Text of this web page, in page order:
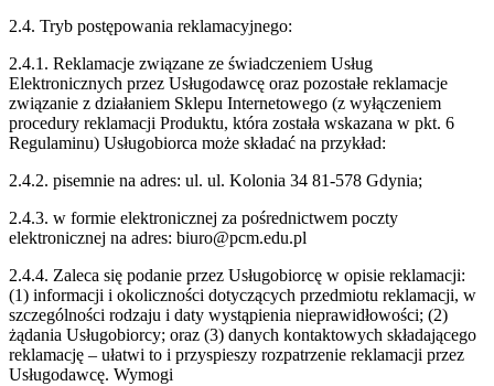
2.4. Tryb postępowania reklamacyjnego:
2.4.1. Reklamacje związane ze świadczeniem Usług
Elektronicznych przez Usługodawcę oraz pozostałe reklamacje
związanie z działaniem Sklepu Internetowego (z wyłączeniem
procedury reklamacji Produktu, która została wskazana w pkt. 6
Regulaminu) Usługobiorca może składać na przykład:
2.4.2. pisemnie na adres: ul. ul. Kolonia 34 81-578 Gdynia;
2.4.3. w formie elektronicznej za pośrednictwem poczty
elektronicznej na adres: biuro@pcm.edu.pl
2.4.4. Zaleca się podanie przez Usługobiorcę w opisie reklamacji:
(1) informacji i okoliczności dotyczących przedmiotu reklamacji, w
szczególności rodzaju i daty wystąpienia nieprawidłowości; (2)
żądania Usługobiorcy; oraz (3) danych kontaktowych składającego
reklamację – ułatwi to i przyspieszy rozpatrzenie reklamacji przez
Usługodawcę. Wymogi